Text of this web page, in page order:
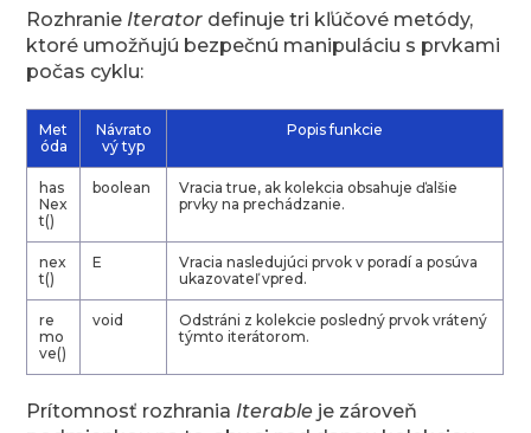
Rozhranie Iterator definuje tri kľúčové metódy,
ktoré umožňujú bezpečnú manipuláciu s prvkami
počas cyklu:
Met
óda
Návrato
vý typ
Popis funkcie
has
Nex
t()
boolean
Vracia true, ak kolekcia obsahuje ďalšie
prvky na prechádzanie.
nex
t()
E
Vracia nasledujúci prvok v poradí a posúva
ukazovateľ vpred.
re
mo
ve()
void
Odstráni z kolekcie posledný prvok vrátený
týmto iterátorom.
Prítomnosť rozhrania Iterable je zároveň